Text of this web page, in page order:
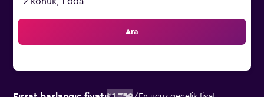
Ara